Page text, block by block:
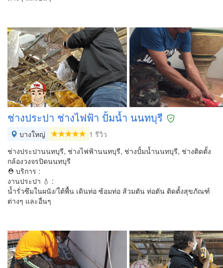
ช่างประปา ช่างไฟฟ้า ปั้มน้ำ นนทบุรี
บางใหญ่
1 รีวิว
ช่างประปานนทบุรี, ช่างไฟฟ้านนทบุรี, ช่างปั้มน้ำนนทบุรี, ช่างติดตั้ง
กล้องวงจรปิดนนทบุรี
⛑ บริการ :
งานประปา 💧 :
น้ำรั่วซึมในผนัง/ใต้พื้น เดินท่อ ซ้อมท่อ ส้วมตัน ท่อตัน ติดตั้งสุขภัณฑ์
ต่างๆ และอื่นๆ